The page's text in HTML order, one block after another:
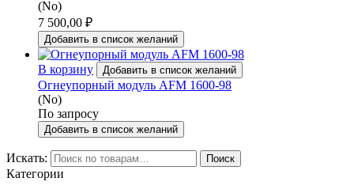
(No)
7 500,00 ₽
Добавить в список желаний
В корзину Добавить в список желаний
Огнеупорный модуль AFM 1600-98
(No)
По запросу
Добавить в список желаний
Искать: Поиск
Категории